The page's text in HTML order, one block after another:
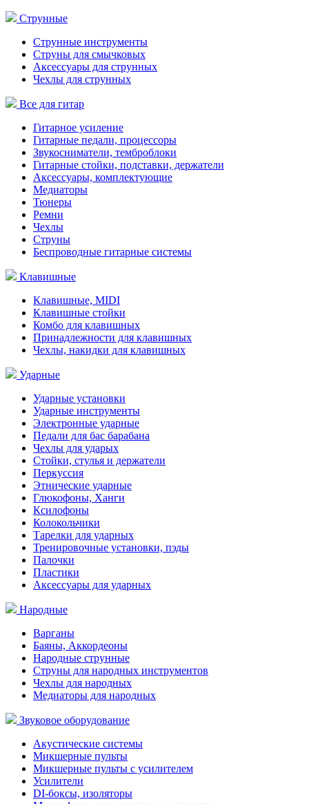
Струнные
Струнные инструменты
Струны для смычковых
Аксессуары для струнных
Чехлы для струнных
Все для гитар
Гитарное усиление
Гитарные педали, процессоры
Звукосниматели, темброблоки
Гитарные стойки, подставки, держатели
Аксессуары, комплектующие
Медиаторы
Тюнеры
Ремни
Чехлы
Струны
Беспроводные гитарные системы
Клавишные
Клавишные, MIDI
Клавишные стойки
Комбо для клавишных
Принадлежности для клавишных
Чехлы, накидки для клавишных
Ударные
Ударные установки
Ударные инструменты
Электронные ударные
Педали для бас барабана
Чехлы для ударых
Стойки, стулья и держатели
Перкуссия
Этнические ударные
Глюкофоны, Ханги
Ксилофоны
Колокольчики
Тарелки для ударных
Тренировочные установки, пэды
Палочки
Пластики
Аксессуары для ударных
Народные
Варганы
Баяны, Аккордеоны
Народные струнные
Струны для народных инструментов
Чехлы для народных
Медиаторы для народных
Звуковое оборудование
Акустические системы
Микшерные пульты
Микшерные пульты с усилителем
Усилители
DI-боксы, изоляторы